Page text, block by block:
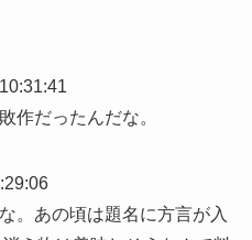
作だったんだな。
。あの頃は題名に方言が入